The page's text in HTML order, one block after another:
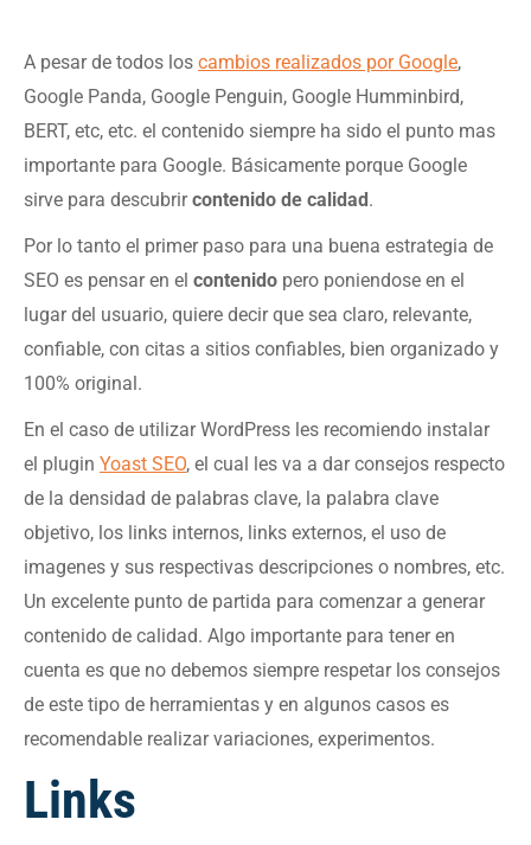
A pesar de todos los cambios realizados por Google,
Google Panda, Google Penguin, Google Humminbird,
BERT, etc, etc. el contenido siempre ha sido el punto mas
importante para Google. Básicamente porque Google
sirve para descubrircontenido de calidad.
Por lo tanto el primer paso para una buena estrategia de
SEO es pensar en el contenido pero poniendose en el
lugar del usuario, quiere decir que sea claro, relevante,
confiable, con citas a sitios confiables, bien organizado y
100% original.
En el caso de utilizar WordPress les recomiendo instalar
el plugin Yoast SEO, el cual les va a dar consejos respecto
de la densidad de palabras clave, la palabra clave
objetivo, los links internos, links externos, el uso de
imagenes y sus respectivas descripciones o nombres, etc.
Un excelente punto de partida para comenzar a generar
contenido de calidad. Algo importante para tener en
cuenta es que no debemos siempre respetar los consejos
de este tipo de herramientas y en algunos casos es
recomendable realizar variaciones, experimentos.
Links